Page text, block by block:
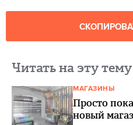
Читать на эту тему
МАГАЗИНЫ
Просто
новый